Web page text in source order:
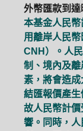
外幣匯款到達
本基金人民
用離岸人民幣
CNH）。人
制、境內及
素，將會造
結匯報價產生
故人民幣計
響。同時，